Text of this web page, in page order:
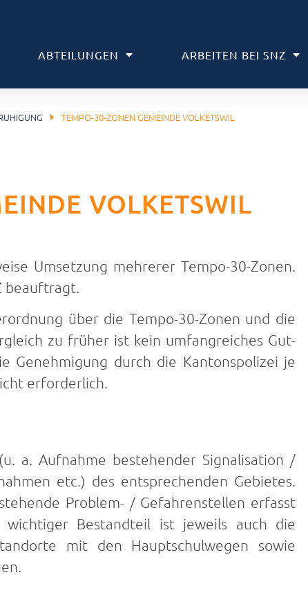
ABTEILUNGEN ARBEITEN BEI SNZ
TEMPO-30-ZONEN GEMEINDE VOLKETSWIL
VOLKETSWIL
Umsetzung mehrerer Tempo-30-Zonen.
beauftragt.
über die Tempo-30-Zonen und die
zu früher ist kein umfangreiches Gut­
Genehmigung durch die Kantonspolizei je
erforderlich.
a. Aufnahme bestehender Signalisation /
etc.) des entsprechenden Gebietes.
Problem- / Gefahrenstellen erfasst
Bestandteil ist jeweils auch die
mit den Hauptschulwegen sowie